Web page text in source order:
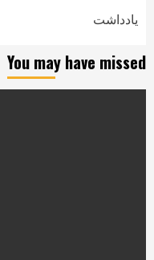
یادداشت
You may have missed